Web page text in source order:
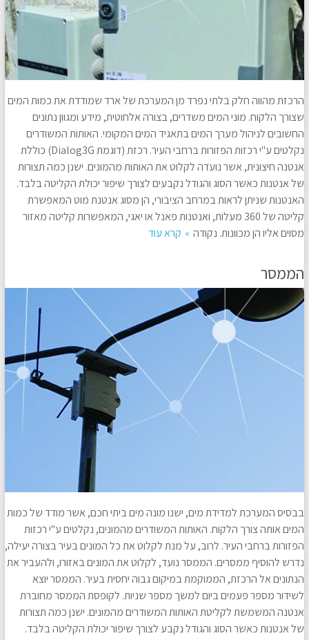
הרכזת מהווה חלק בלתי נפרד מן המערכת של ארד שמודדת את כמות המים
שצורך הלקוח. מוני המים משדרים, בצורה אלחוטית, מידע ומגוון נתונים
החשובים לניהול מערך המים בתאגיד המים המקומי. האותות המשודרים
נקלטים ע"י רכזות הפזורות ברחבי העיר. רכזת (דוגמת Dialog3G) כוללת
אנטנה חיצונית, אשר נועדה לקלוט את האותות מהמונים. ישנן כמה תצורות
של אנטנות כאשר הסוג והגודל נקבעים לצורך שיפור יכולת הקליטה בלבד.
האנטנות שניתן לראות במרחב הציבורי, הן מסוג אנטנת מוט המאפשרת
קליטה של 360 מעלות, ואנטנות פאנל או יאגי, המאפשרות קליטה מאזור
מסוים אליו הן מכוונות. נקודה
קרא עוד
הממסר
בבסיס המערכת למדידת מים, ישנו מונה מים ביתי חכם, אשר מודד של כמות
המים אותה צורך הלקוח. האותות המשודרים מהמונים, נקלטים ע"י רכזות
הפזורות ברחבי העיר. לרוב, על מנת לקלוט את כל המונים בעיר בצורה יעילה,
נדרש להוסיף ממסרים. הממסר נועד, לקלוט את המונים באזורו, ולהעביר את
הנתונים אל הרכזת, הממוקמת במיקום גבוה יחסית בעיר. הממסר יוצא
לשידור מספר פעמים ביום למשך מספר שניות. לקופסת הממסר מחוברת
אנטנה המשמשת לקליטת האותות המשודרים מהמונים. ישנן כמה תצורות
של אנטנות כאשר הסוג והגודל נקבע לצורך שיפור יכולת הקליטה בלבד.